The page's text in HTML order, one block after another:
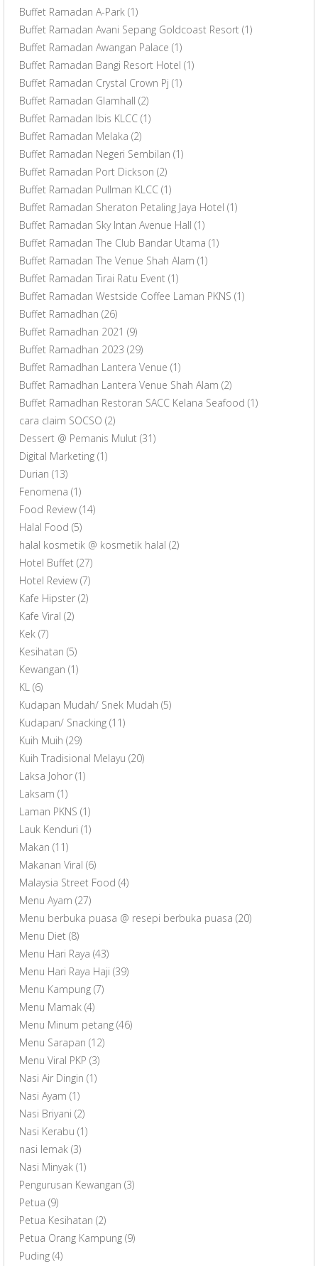
Buffet Ramadan A-Park (1)
Buffet Ramadan Avani Sepang Goldcoast Resort (1)
Buffet Ramadan Awangan Palace (1)
Buffet Ramadan Bangi Resort Hotel (1)
Buffet Ramadan Crystal Crown Pj (1)
Buffet Ramadan Glamhall (2)
Buffet Ramadan Ibis KLCC (1)
Buffet Ramadan Melaka (2)
Buffet Ramadan Negeri Sembilan (1)
Buffet Ramadan Port Dickson (2)
Buffet Ramadan Pullman KLCC (1)
Buffet Ramadan Sheraton Petaling Jaya Hotel (1)
Buffet Ramadan Sky Intan Avenue Hall (1)
Buffet Ramadan The Club Bandar Utama (1)
Buffet Ramadan The Venue Shah Alam (1)
Buffet Ramadan Tirai Ratu Event (1)
Buffet Ramadan Westside Coffee Laman PKNS (1)
Buffet Ramadhan (26)
Buffet Ramadhan 2021 (9)
Buffet Ramadhan 2023 (29)
Buffet Ramadhan Lantera Venue (1)
Buffet Ramadhan Lantera Venue Shah Alam (2)
Buffet Ramadhan Restoran SACC Kelana Seafood (1)
cara claim SOCSO (2)
Dessert @ Pemanis Mulut (31)
Digital Marketing (1)
Durian (13)
Fenomena (1)
Food Review (14)
Halal Food (5)
halal kosmetik @ kosmetik halal (2)
Hotel Buffet (27)
Hotel Review (7)
Kafe Hipster (2)
Kafe Viral (2)
Kek (7)
Kesihatan (5)
Kewangan (1)
KL (6)
Kudapan Mudah/ Snek Mudah (5)
Kudapan/ Snacking (11)
Kuih Muih (29)
Kuih Tradisional Melayu (20)
Laksa Johor (1)
Laksam (1)
Laman PKNS (1)
Lauk Kenduri (1)
Makan (11)
Makanan Viral (6)
Malaysia Street Food (4)
Menu Ayam (27)
Menu berbuka puasa @ resepi berbuka puasa (20)
Menu Diet (8)
Menu Hari Raya (43)
Menu Hari Raya Haji (39)
Menu Kampung (7)
Menu Mamak (4)
Menu Minum petang (46)
Menu Sarapan (12)
Menu Viral PKP (3)
Nasi Air Dingin (1)
Nasi Ayam (1)
Nasi Briyani (2)
Nasi Kerabu (1)
nasi lemak (3)
Nasi Minyak (1)
Pengurusan Kewangan (3)
Petua (9)
Petua Kesihatan (2)
Petua Orang Kampung (9)
Puding (4)